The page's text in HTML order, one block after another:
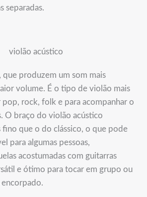
separadas.
violão acústico
que produzem um som mais
volume. É o tipo de violão mais
rock, folk e para acompanhar o
O braço do violão acústico
fino que o do clássico, o que pode
para algumas pessoas,
acostumadas com guitarras
e ótimo para tocar em grupo ou
encorpado.